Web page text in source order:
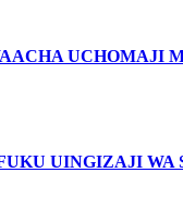
UCHOMAJI
UINGIZAJI WA